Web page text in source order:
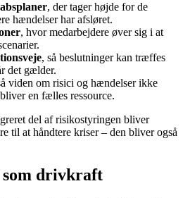
, der tager højde for de
hændelser har afsløret.
, hvor medarbejdere øver sig i at
, så beslutninger kan træffes
det gælder.
viden om risici og hændelser ikke
en fælles ressource.
del af risikostyringen bliver
til at håndtere kriser – den bliver også
som drivkraft